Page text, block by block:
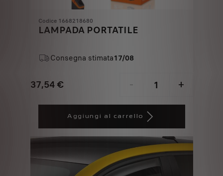
Codice 1668218680
LAMPADA PORTATILE
Consegna stimata17/08
37,54 €
Price
- +
Quantity
Aggiungi al carrello